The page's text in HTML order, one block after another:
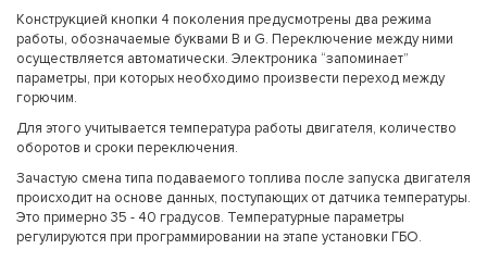
Конструкцией кнопки 4 поколения предусмотрены два режима
работы, обозначаемые буквами B и G. Переключение между ними
осуществляется автоматически. Электроника “запоминает”
параметры, при которых необходимо произвести переход между
горючим.
Для этого учитывается температура работы двигателя, количество
оборотов и сроки переключения.
Зачастую смена типа подаваемого топлива после запуска двигателя
происходит на основе данных, поступающих от датчика температуры.
Это примерно 35 - 40 градусов. Температурные параметры
регулируются при программировании на этапе установки ГБО.